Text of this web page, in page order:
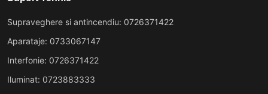
Supraveghere si antincendiu: 0726371422
Aparataje: 0733067147
Interfonie: 0726371422
Iluminat: 0723883333